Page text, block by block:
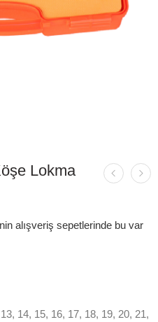
Lokma
alışveriş sepetlerinde bu var
14, 15, 16, 17, 18, 19, 20, 21,